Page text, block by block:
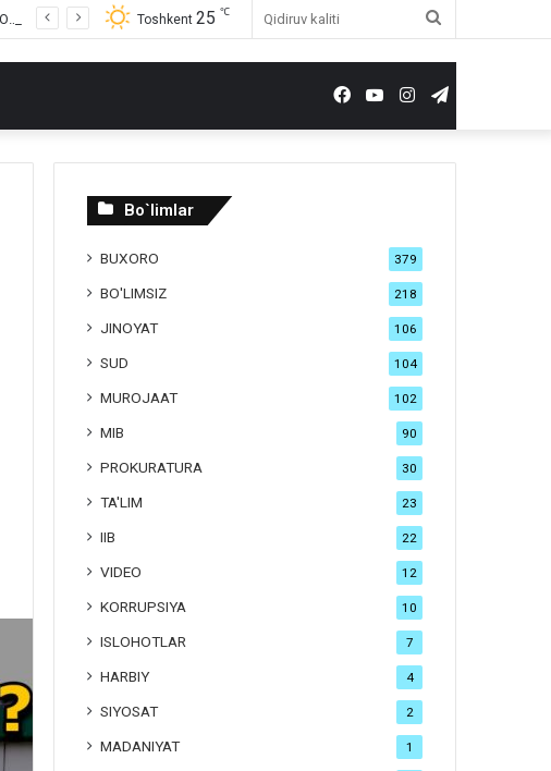
ШОФИРКОН ТИББИЁТ БИРЛАШМАСИ БЮДЖЕТ МАБЛАҒЛАРИНИ ТАЛОН-ТАРОЖ ҚИЛИНГАНИ РОСТМИ? Toshkent 25 ℃
Telegram
Instagram
YouTube
Facebook
Bo`limlar
BUXORO 379
BO'LIMSIZ 218
JINOYAT 106
SUD 104
MUROJAAT 102
MIB 90
PROKURATURA 30
TA'LIM 23
IIB 22
VIDEO 12
KORRUPSIYA 10
ISLOHOTLAR 7
HARBIY 4
SIYOSAT 2
MADANIYAT 1